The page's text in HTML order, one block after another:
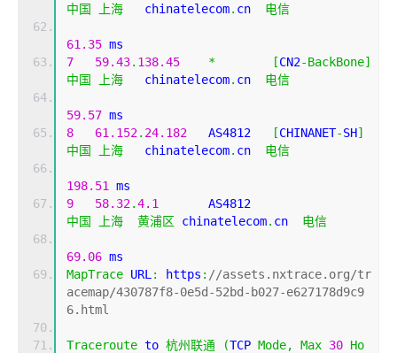
中国
上海
   chinatelecom
. cn 电信
61.35 ms
7
59.43. 138.45 * [CN2-BackBone]
中国
上海
   chinatelecom
. cn 电信
59.57 ms
8
61.152. 24.182
   AS4812
[CHINANET-SH]
中国
上海
   chinatelecom
. cn 电信
198.51
ms
9
58.32.4.1
中国
上海 黄浦区 chinatelecom. cn 电信
69.06 ms
MapTrace URL : https : //assets.nxtrace.org/tr
acemap/430787f8-0e5d-52bd-b027-e627178d9c9
6.html
Traceroute to 杭州联通 (TCP Mode, Max 30 Ho